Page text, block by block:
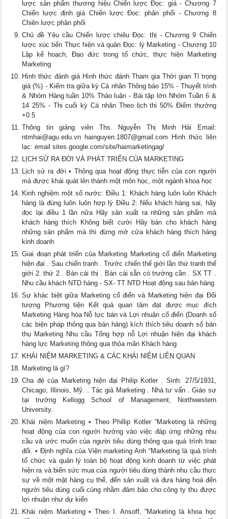
lược sản phẩm thương hiệu Chiến lược Đọc: giá - Chương 7
Chiến lược định giá Chiến lược Đọc: phân phối - Chương 8
Chiên lược phân phối
Chủ đề Yêu cầu Chiến lược chiêu Đọc: thị - Chương 9 Chiến
lược xúc tiến Thực hiện và quản Đọc: lý Marketing - Chương 10
Lập kế hoạch, Đạo đức trong tổ chức, thực hiện Marketing
Marketing
Hình thức đánh giá Hình thức đánh Tham gia Thời gian Tỉ trọng
giá (%) - Kiểm tra giữa kỳ Cá nhân Thông báo 15% - Thuyết trình
& Nhóm Hàng tuần 10% Thảo luận - Bài tập lớn Nhóm Tuần 6 &
14 25% - Thi cuối kỳ Cá nhân Theo lịch thi 50% Điểm thưởng
+0.5
Thông tin giảng viên Ths. Nguyễn Thị Minh Hải Email:
ntmhai@agu.edu.vn hainguyen.1807@gmail.com Hình thức liên
lạc: email sites.google.com/site/haimarketingag/
LỊCH SỬ RA ĐỜI VÀ PHÁT TRIỂN CỦA MARKETING
Lịch sử ra đời • Thông qua hoạt động thực tiễn của con người
mà được khái quát lên thành một môn học, một ngành khoa học
Kinh nghiệm một số nước: Điều 1: Khách hàng luôn luôn Khách
hàng là đúng luôn luôn hợp lý Điều 2: Nếu khách hàng sai, hãy
đọc lại điều 1 lần nữa Hãy sản xuất ra những sản phẩm mà
khách hàng thích Không biết cười Hãy bán cho khách hàng
những sản phẩm mà thì đừng mở cửa khách hàng thích hàng
kinh doanh
Giai đoạn phát triển của Marketing Marketing cổ điển Marketing
hiện đại . Sau chiến tranh . Trước chiến thế giới lần thứ tranh thế
giới 2. thứ 2 . Bán cái thị . Bán cái sẵn có trường cần . SX TT .
Nhu cầu khách NTD hàng - SX- TT NTD Hoạt động sau bán hàng
Sự khác biệt giữa Marketing cổ điển và Marketing hiện đại Đối
tượng Phương tiện Kết quả quan tâm đạt được mục đích
Marketing Hàng hóa Nỗ lực bán và Lợi nhuận cổ điển (Doanh số
các biện pháp thông qua bán hàng) kích thích tiêu doanh số bán
thụ Marketing Nhu cầu Tổng hợp nỗ Lợi nhuận hiện đại khách
hàng lực Marketing thông qua thỏa mãn Khách hàng
KHÁI NIỆM MARKETING & CÁC KHÁI NIỆM LIÊN QUAN
Marketing là gì?
Cha đẻ của Marketing hiện đại Philip Kotler . Sinh: 27/5/1931,
Chicago, Illinois, Mỹ. . Tác giả Marketing . Nhà tư vấn . Giáo sư
tại trường Kellogg School of Management, Northwestern
University.
Khái niệm Marketing • Theo Phillip Kotler “Marketing là những
hoạt động của con người hướng vào việc đáp ứng những nhu
cầu và ước muốn của người tiêu dùng thông qua quá trình trao
đổi. • Định nghĩa của Viện marketing Anh “Marketing là quá trình
tổ chức và quản lý toàn bộ hoạt động kinh doanh từ việc phát
hiện ra và biến sức mua của người tiêu dùng thành nhu cầu thực
sự về một mặt hàng cụ thể, đến sản xuất và đưa hàng hoá đến
người tiêu dùng cuối cùng nhằm đảm bảo cho công ty thu được
lợi nhuận như dự kiến
Khái niệm Marketing • Theo I. Ansoff, “Marketing là khoa học